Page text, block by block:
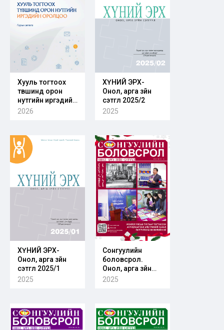
Хууль тогтоох
түвшинд орон
нутгийн иргэдийн
оролцоог хангах
2026
ХҮНИЙ ЭРХ-
Онол, арга зүйн
сэтгүүл 2025/2
2025
ХҮНИЙ ЭРХ-
Онол, арга зүйн
сэтгүүл 2025/1
2025
Сонгуулийн
боловсрол.
Онол, арга зүйн
сэтгүүл. Дугаар
2025